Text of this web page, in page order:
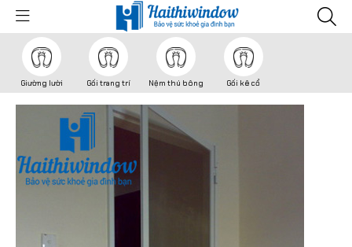
Giường lười Gối trang trí Nệm thú bông Gối kê cổ